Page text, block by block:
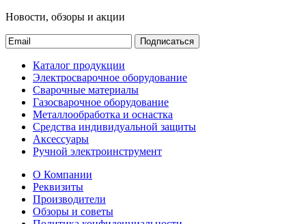
Новости, обзоры и акции
Подписаться
Каталог продукции
Электросварочное оборудование
Сварочные материалы
Газосварочное оборудование
Металлообработка и оснастка
Средства индивидуальной защиты
Аксессуары
Ручной электроинструмент
О Компании
Реквизиты
Производители
Обзоры и советы